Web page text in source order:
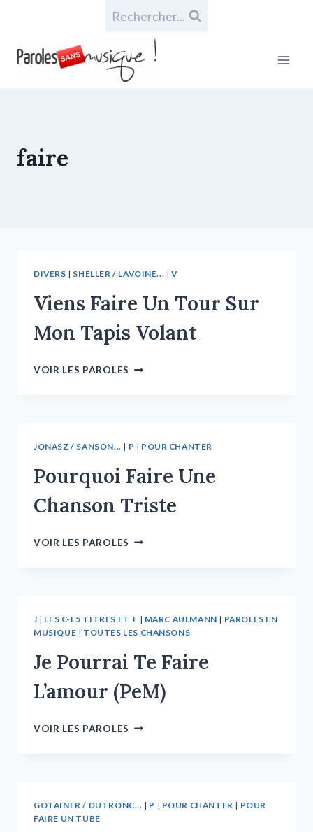
Rechercher...
faire
DIVERS | SHELLER / LAVOINE... |V
Viens Faire Un Tour Sur
Mon Tapis Volant
VOIR LES PAROLES
JONASZ / SANSON... | P | POUR CHANTER
Pourquoi Faire Une
Chanson Triste
VOIR LES PAROLES
J | LES C-I 5 TITRES ET + | MARC AULMANN | PAROLES EN
MUSIQUE | TOUTES LES CHANSONS
Je Pourrai Te Faire
L’amour (PeM)
VOIR LES PAROLES
GOTAINER / DUTRONC... | P | POUR CHANTER | POUR
FAIRE UN TUBE